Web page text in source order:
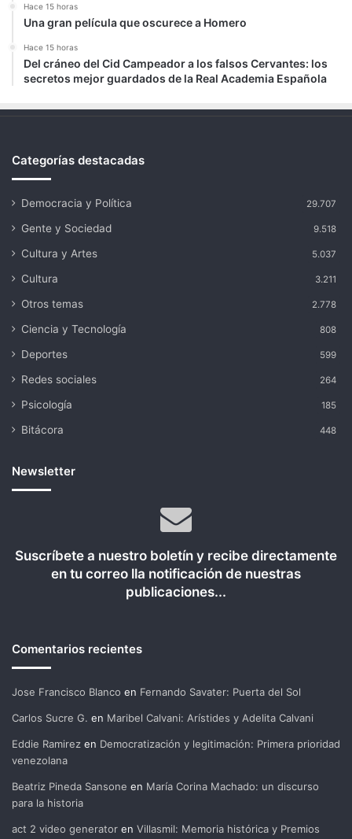
Hace 15 horas
Una gran película que oscurece a Homero
Hace 15 horas
Del cráneo del Cid Campeador a los falsos Cervantes: los
secretos mejor guardados de la Real Academia Española
Categorías destacadas
Democracia y Política 29.707
Gente y Sociedad 9.518
Cultura y Artes 5.037
Cultura 3.211
Otros temas 2.778
Ciencia y Tecnología 808
Deportes 599
Redes sociales 264
Psicología 185
Bitácora 448
Newsletter
Suscríbete a nuestro boletín y recibe directamente
en tu correo lla notificación de nuestras
publicaciones...
Comentarios recientes
Jose Francisco Blanco en Fernando Savater: Puerta del Sol
Carlos Sucre G. en Maribel Calvani: Arístides y Adelita Calvani
Eddie Ramirez en Democratización y legitimación: Primera prioridad
venezolana
Beatriz Pineda Sansone en María Corina Machado: un discurso
para la historia
act 2 video generator en Villasmil: Memoria histórica y Premios